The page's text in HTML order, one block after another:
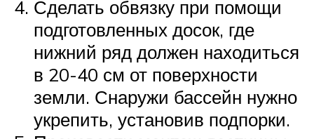
Сделать обвязку при помощи
подготовленных досок, где
нижний ряд должен находиться
в 20-40 см от поверхности
земли. Снаружи бассейн нужно
укрепить, установив подпорки.